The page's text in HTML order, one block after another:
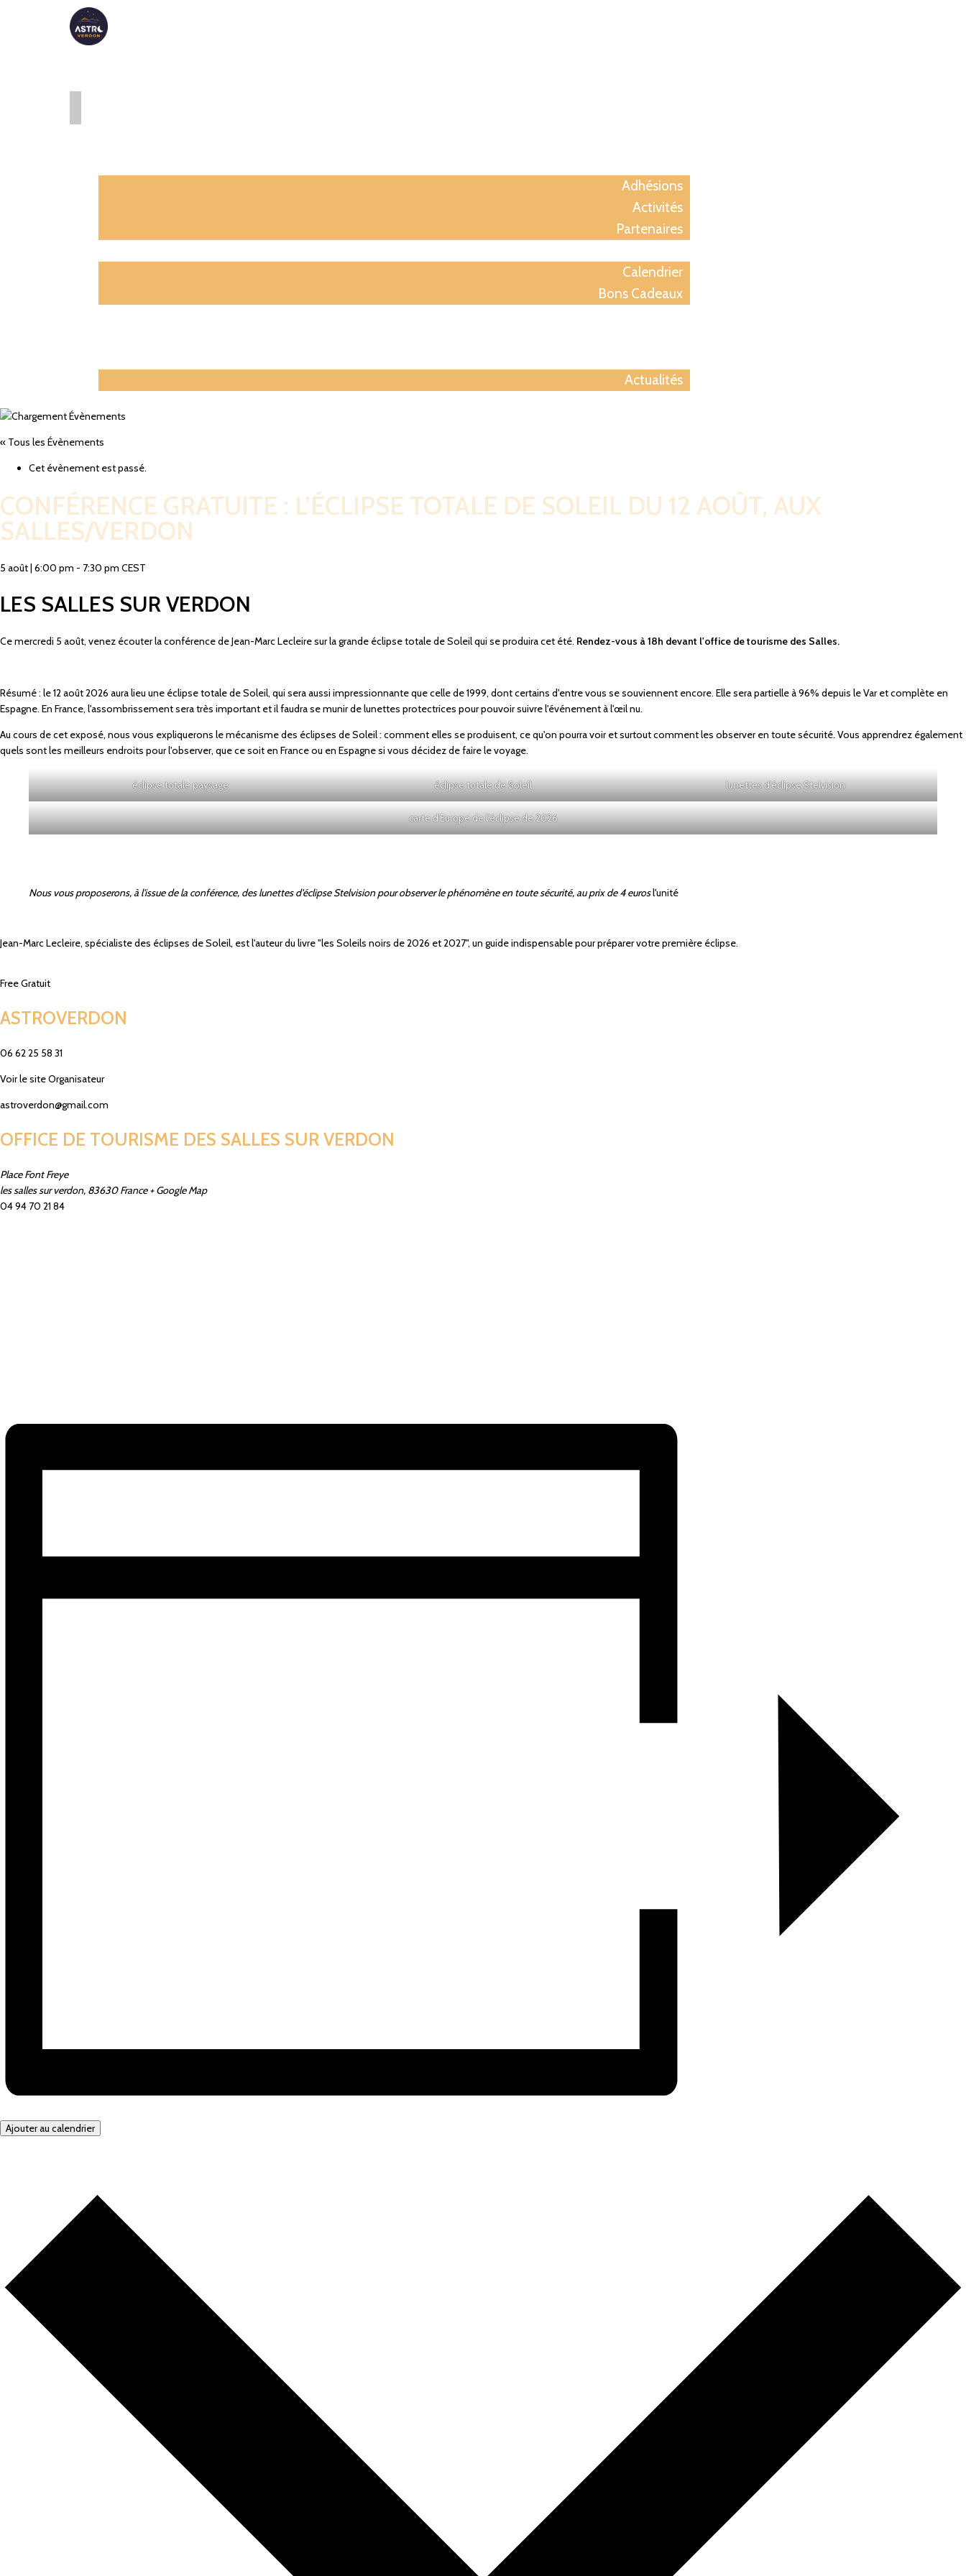
Adhésions
Activités
Partenaires
Calendrier
Bons Cadeaux
Actualités
« Tous les Évènements
Cet évènement est passé.
CONFÉRENCE GRATUITE : L’ÉCLIPSE TOTALE DE SOLEIL DU 12 AOÛT, AUX
SALLES/VERDON
5 août| 6:00 pm - 7:30 pm CEST
LES SALLES SUR VERDON
Ce mercredi 5 août, venez écouter la conférence de Jean-Marc Lecleire sur la grande éclipse totale de Soleil qui se produira cet été. Rendez-vous à 18h devant l'office de tourisme des Salles.
Résumé : le 12 août 2026 aura lieu une éclipse totale de Soleil, qui sera aussi impressionnante que celle de 1999, dont certains d'entre vous se souviennent encore. Elle sera partielle à 96% depuis le Var et complète en
Espagne. En France, l'assombrissement sera très important et il faudra se munir de lunettes protectrices pour pouvoir suivre l'événement à l'œil nu.
Au cours de cet exposé, nous vous expliquerons le mécanisme des éclipses de Soleil : comment elles se produisent, ce qu'on pourra voir et surtout comment les observer en toute sécurité. Vous apprendrez également
quels sont les meilleurs endroits pour l'observer, que ce soit en France ou en Espagne si vous décidez de faire le voyage.
éclipse totale paysage éclipse totale de Soleil lunettes d'éclipse Stelvision
carte d'Europe de l'éclipse de 2026
Nous vous proposerons, à l'issue de la conférence, des lunettes d'éclipse Stelvision pour observer le phénomène en toute sécurité, au prix de 4 eurosl'unité
Jean-Marc Lecleire, spécialiste des éclipses de Soleil, est l'auteur du livre "les Soleils noirs de 2026 et 2027", un guide indispensable pour préparer votre première éclipse.
FreeGratuit
ASTROVERDON
06 62 25 58 31­
Voir le site Organisateur
astroverdon@gmail.com
OFFICE DE TOURISME DES SALLES SUR VERDON
Place Font Freye
les salles sur verdon, 83630 France + Google Map
04 94 70 21 84
Ajouter au calendrier